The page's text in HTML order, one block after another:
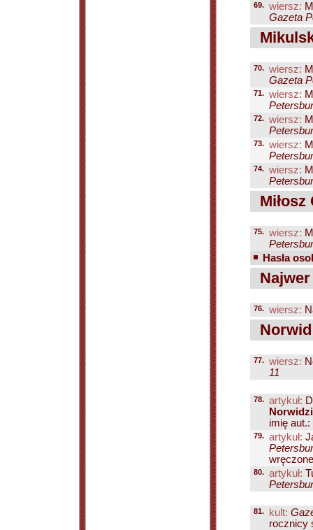
69. wiersz:
Gazeta
70. wiersz:
Gazeta
71. wiersz:
72. wiersz:
73. wiersz:
74. wiersz:
Miłosz
75. wiersz:
Hasła
76. wiersz:
77. wiersz:
11
78. artykuł:
imię
79. artykuł:
80. artykuł:
81. kult:
rocznicy